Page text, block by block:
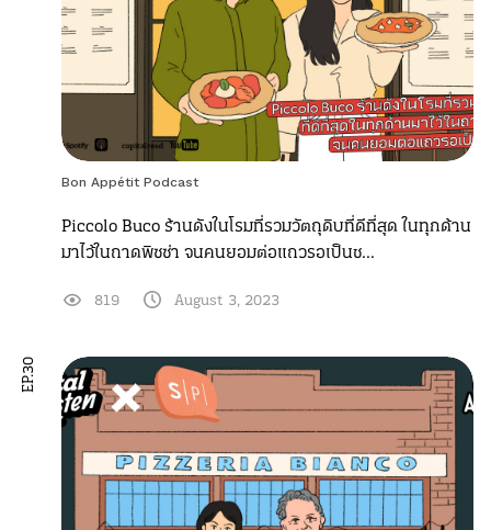
Bon Appétit Podcast
Piccolo Buco ร้านดังในโรมที่รวมวัตถุดิบที่ดีที่สุด ในทุกด้าน
มาไว้ในถาดพิซซ่า จนคนยอมต่อแถวรอเป็นช...
819 August 3, 2023
EP.30